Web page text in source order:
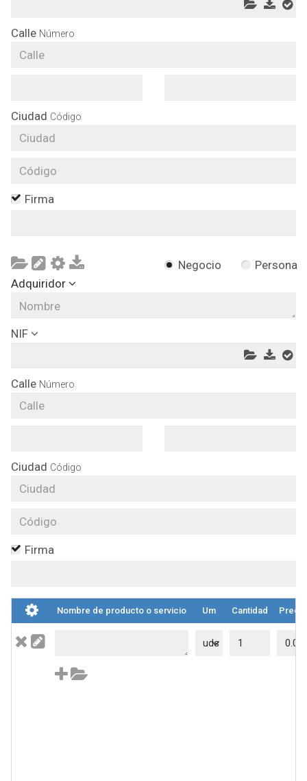
Calle Número
Ciudad Código
Firma
Negocio
Persona
Adquiridor
NIF
Calle Número
Ciudad Código
Firma
Nombre de producto o servicio Um Cantidad
uds